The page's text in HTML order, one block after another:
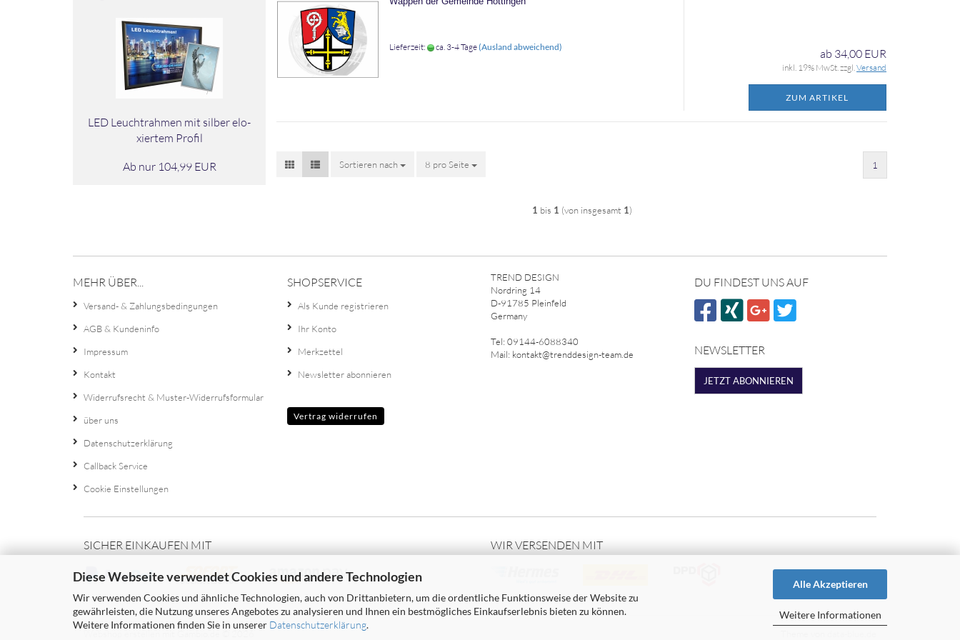
Diese Webseite verwendet Cookies und andere Technologien
Wir verwenden Cookies und ähnliche Technologien, auch von Drittanbietern, um die ordentliche Funktionsweise der Website zu
gewährleisten, die Nutzung unseres Angebotes zu analysieren und Ihnen ein bestmögliches Einkaufserlebnis bieten zu können.
Weitere Informationen finden Sie in unserer Datenschutzerklärung.
Alle Akzeptieren
Weitere Informationen
Lieferzeit: ca. 3-4 Tage(Ausland abweichend) ab 34,00 EUR
inkl. 19% MwSt. zzgl.Versand
ZUM ARTIKEL
Sortieren nach
Sortieren nach 8 pro Seite
pro Seite 1
1 bis 1 (von insgesamt 1)
LED Leucht­rah­men mit sil­ber elo­
xier­tem Pro­fil
Ab nur 104,99 EUR
MEHR ÜBER...
Versand- & Zahlungsbedingungen
AGB & Kundeninfo
Impressum
Kontakt
Widerrufsrecht & Muster-Widerrufsformular
über uns
Datenschutzerklärung
Callback Service
Cookie Einstellungen
SHOPSERVICE
Als Kunde registrieren
Ihr Konto
Merkzettel
Newsletter abonnieren
TREND DESIGN
Nordring 14
D-91785 Pleinfeld
Germany
Tel: 09144-6088340
Mail: kontakt@trenddesign-team.de
DU FINDEST UNS AUF
NEWSLETTER
JETZT ABONNIEREN
Vertrag widerrufen
SICHER EINKAUFEN MIT WIR VERSENDEN MIT